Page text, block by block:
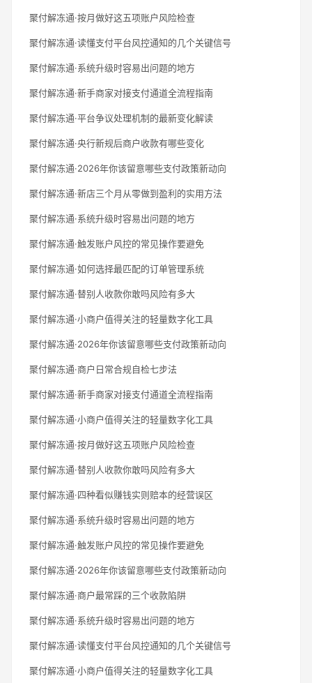
聚付解冻通·按月做好这五项账户风险检查
聚付解冻通·读懂支付平台风控通知的几个关键信号
聚付解冻通·系统升级时容易出问题的地方
聚付解冻通·新手商家对接支付通道全流程指南
聚付解冻通·平台争议处理机制的最新变化解读
聚付解冻通·央行新规后商户收款有哪些变化
聚付解冻通·2026年你该留意哪些支付政策新动向
聚付解冻通·新店三个月从零做到盈利的实用方法
聚付解冻通·系统升级时容易出问题的地方
聚付解冻通·触发账户风控的常见操作要避免
聚付解冻通·如何选择最匹配的订单管理系统
聚付解冻通·替别人收款你敢吗风险有多大
聚付解冻通·小商户值得关注的轻量数字化工具
聚付解冻通·2026年你该留意哪些支付政策新动向
聚付解冻通·商户日常合规自检七步法
聚付解冻通·新手商家对接支付通道全流程指南
聚付解冻通·小商户值得关注的轻量数字化工具
聚付解冻通·按月做好这五项账户风险检查
聚付解冻通·替别人收款你敢吗风险有多大
聚付解冻通·四种看似赚钱实则赔本的经营误区
聚付解冻通·系统升级时容易出问题的地方
聚付解冻通·触发账户风控的常见操作要避免
聚付解冻通·2026年你该留意哪些支付政策新动向
聚付解冻通·商户最常踩的三个收款陷阱
聚付解冻通·系统升级时容易出问题的地方
聚付解冻通·读懂支付平台风控通知的几个关键信号
聚付解冻通·小商户值得关注的轻量数字化工具